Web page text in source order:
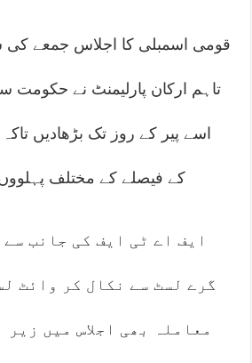
قومی اسمبلی کا اجلاس جمعے کی
تاہم ارکان پارلیمنٹ نے حکومت
اسے پیر کے روز تک بڑھادیں
کے فیصلے کے مختلف
ایف اے ٹی ایف کی جانب
گرے لسٹ سے نکال کر وائٹ
معاملہ بھی اجلاس میں زیر